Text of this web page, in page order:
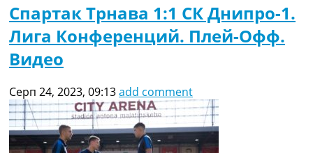
Спартак Трнава 1:1 СК Днипро-1.
Лига Конференций. Плей-Офф.
Видео
Серп 24, 2023, 09:13add comment